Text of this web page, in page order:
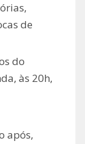
de
do
às 20h,
após,